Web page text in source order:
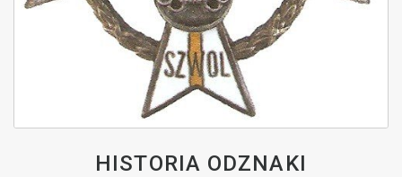
HISTORIA ODZNAKI